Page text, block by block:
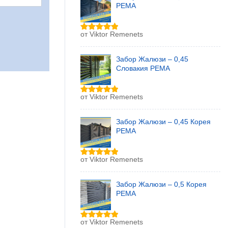
РЕМА
Оценка 5
от Viktor Remenets
Забор Жалюзи – 0,45
Словакия РЕМА
Оценка 5
от Viktor Remenets
Забор Жалюзи – 0,45 Корея
РЕМА
Оценка 5
от Viktor Remenets
Забор Жалюзи – 0,5 Корея
РЕМА
Оценка 5
от Viktor Remenets